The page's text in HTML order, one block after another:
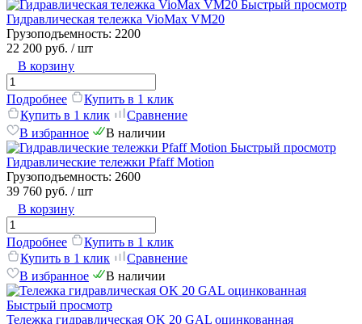
Быстрый просмотр
Гидравлическая тележка VioMax VM20
Грузоподъемность: 2200
22 200 руб. / шт
В корзину
Подробнее
Купить в 1 клик
Купить в 1 клик
Сравнение
В избранное
В наличии
Быстрый просмотр
Гидравлические тележки Pfaff Motion
Грузоподъемность: 2600
39 760 руб. / шт
В корзину
Подробнее
Купить в 1 клик
Купить в 1 клик
Сравнение
В избранное
В наличии
Быстрый просмотр
Тележка гидравлическая OK 20 GAL оцинкованная